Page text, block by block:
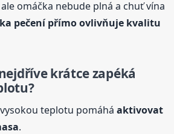
omáčka nebude plná a chuť vína
pečení přímo ovlivňuje kvalitu
krátce zapéká
teplotu pomáháaktivovat
.